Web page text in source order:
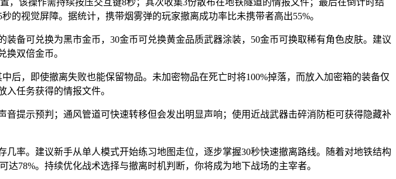
该操作需持续按压交互键8秒；其次收集3份散布在地铁隧道的情报文件；最后在倒计时结
视觉屏障。据统计，携带烟雾弹的玩家撤离成功率比未携带者高出55%。
备可兑换为黑市金币，30金币可兑换黄金品质武器涂装，50金币可换取稀有角色皮肤。建议
换双倍金币。
，即使撤离失败也能保留物品。未加密物品在死亡时将100%掉落，而放入加密箱的装备仅
任务获得的情报文件。
提示预判；通风管道可快速转移但会发出明显声响；使用近战武器击碎消防柜可获得隐藏补
率。建议新手从单人模式开始练习地图走位，逐步掌握30秒快速撤离路线。随着对地铁结构
78%。持续优化战术选择与撤离时机判断，你将成为地下战场的主宰者。